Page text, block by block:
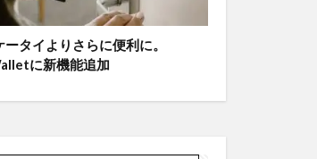
タイよりさらに便利に。
に新機能追加